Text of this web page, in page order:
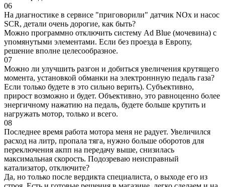
06
На диагностике в сервисе "приговорили" датчик NOx и насос
SCR, детали очень дорогие, как быть?
Можно программно отключить систему Ad Blue (мочевина) с
упомянутыми элементами. Если без проезда в Европу,
решение вполне целесообразное.
07
Можно ли улучшить разгон и добиться увеличения крутящего
момента, установкой обманки на электроннную педаль газа?
Если только будете в это сильно верить). Субъективно,
прирост возможно и будет. Объективно, это равноценно более
энергичному нажатию на педаль, будете больше крутить и
нагружать мотор, только и всего.
08
Последнее время работа мотора меня не радует. Увеличился
расход на литр, пропала тяга, нужно больше оборотов для
переключения акпп на передачу выше, снизилась
максимальная скорость. Подозреваю неисправный
катализатор, отключите?
Да, но только после вердикта специалиста, о выходе его из